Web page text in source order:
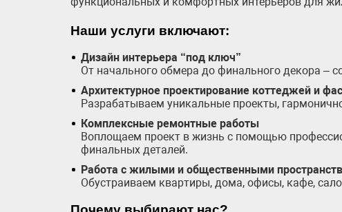
Наши услуги включают:
Дизайн интерьера “под ключ”
От начального обмера до финального декора –
Архитектурное проектирование коттеджей и
Разрабатываем уникальные проекты,
Комплексные ремонтные работы
Воплощаем проект в жизнь с помощью
финальных деталей.
Работа с жилыми и общественными
Обустраиваем квартиры, дома, офисы, кафе,